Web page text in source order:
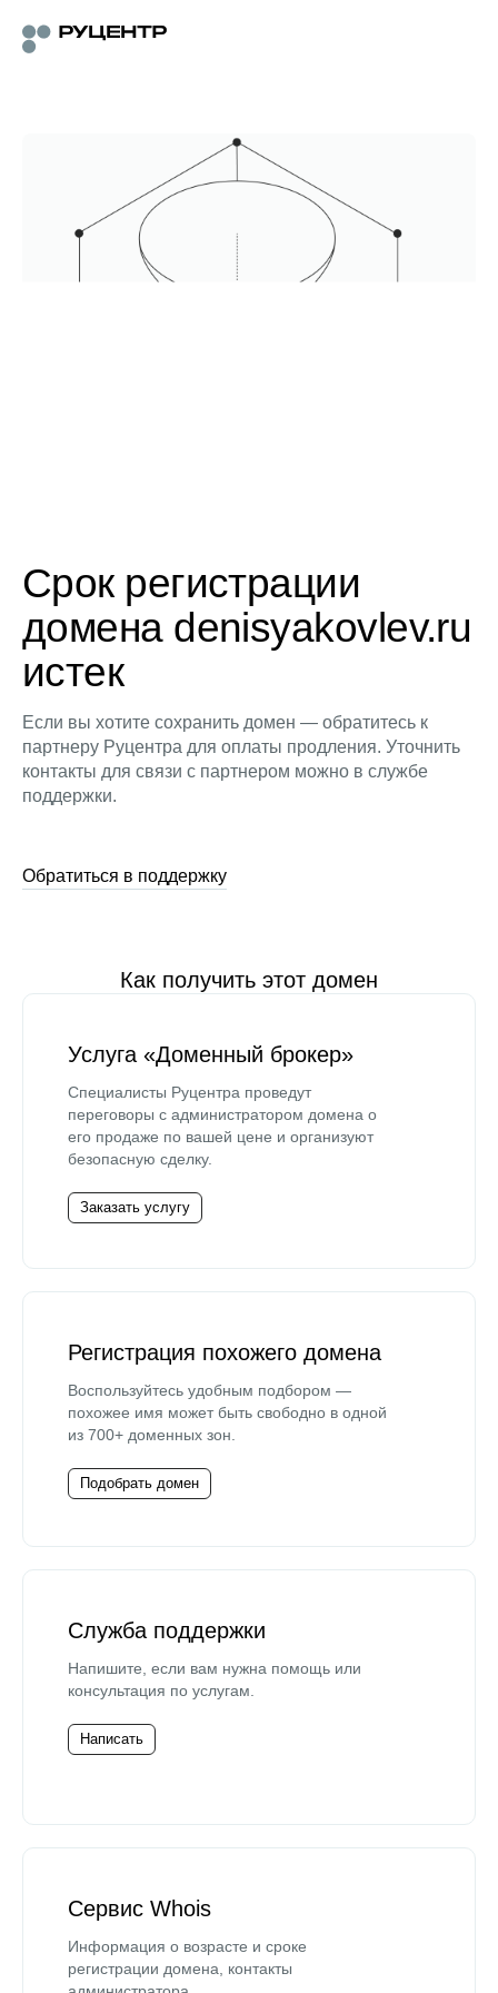
Срок регистрации
домена denisyakovlev.ru
истек
Если вы хотите сохранить домен — обратитесь к
партнеру Руцентра для оплаты продления. Уточнить
контакты для связи с партнером можно в службе
поддержки.
Обратиться в поддержку
Как получить этот домен
Услуга «Доменный брокер»
Специалисты Руцентра проведут
переговоры с администратором домена о
его продаже по вашей цене и организуют
безопасную сделку.
Заказать услугу
Регистрация похожего домена
Воспользуйтесь удобным подбором —
похожее имя может быть свободно в одной
из 700+ доменных зон.
Подобрать домен
Служба поддержки
Напишите, если вам нужна помощь или
консультация по услугам.
Написать
Сервис Whois
Информация о возрасте и сроке
регистрации домена, контакты